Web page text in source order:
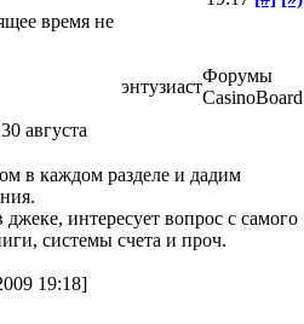
30 августа
энтузиаст
Форумы
CasinoBoard
в каждом разделе и дадим
интересует вопрос с самого
системы счета и проч.
19:18]